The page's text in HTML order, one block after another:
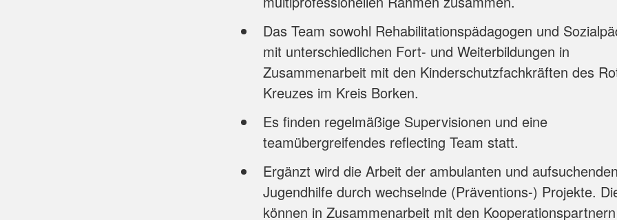
Das Team sowohl Rehabilitationspädagogen und
mit unterschiedlichen Fort- und Weiterbildungen in
Zusammenarbeit mit den Kinderschutzfachkräften des
Kreuzes im Kreis Borken.
Es finden regelmäßige Supervisionen und eine
teamübergreifendes reflecting Team statt.
Ergänzt wird die Arbeit der ambulanten und aufsuchenden
Jugendhilfe durch wechselnde (Präventions-) Projekte.
können in Zusammenarbeit mit den Kooperationspartnern